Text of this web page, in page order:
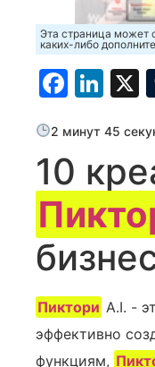
Эта страница может
каких-либо
2 минут 45
10
Пиктори A.I. -
эффективно
функциям,